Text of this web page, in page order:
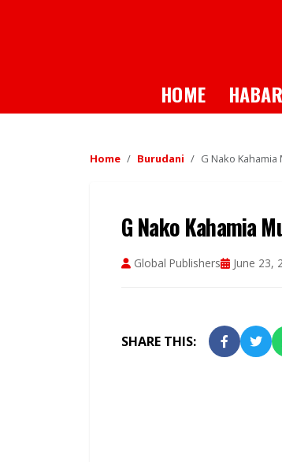
HOME
Home Burudani G Nako
G Nako Kahamia
Global Publishers June 23,
SHARE THIS: